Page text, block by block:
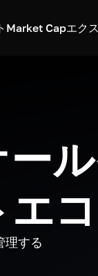
Market Capエク
エ
理する